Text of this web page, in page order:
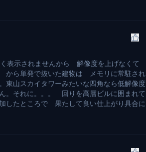
表示されませんから 解像度を上げなくて
ら単発で抜いた建物は メモリに常駐され
東山スカイタワーみたいな四角なら低解像度
。それに。。。 回りを高層ビルに囲まれて
たところで 果たして良い仕上がり具合に